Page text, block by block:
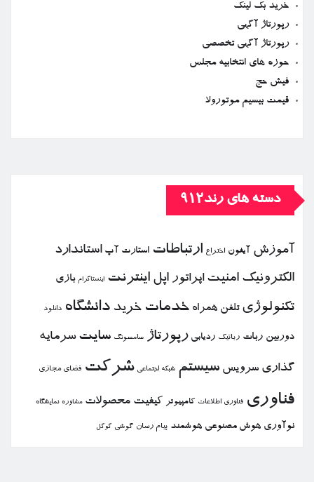
خرید بک لینک
رپورتاژ آگهی
رپورتاژ آگهی تخصصی
حوزه های انتخابیه مجلس
فیش حج
قیمت بیسیم موتورولا
دسته های رند912
آموزش آیفون اختراع ارتباطات استارت آپ استاندارد
الكترونیك امنیت اپراتور اپل اینترنت اینستاگرام بازی
تكنولوژی تلفن همراه خدمات خرید دانشگاه دانلود
دوربین ربات رباتیك ردیابی رپورتاژ سامسونگ سایت سرمایه
گذاری سرویس سیستم شبكه اجتماعی شركت فضای مجازی
فناوری فناوری اطلاعات كامپیوتر كیفیت محصولات مشاوره نمایشگاه
نوآوری هوش مصنوعی هوشمند پیام رسان گوشی گوگل